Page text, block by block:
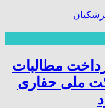
مطالبات
ملی حفاری